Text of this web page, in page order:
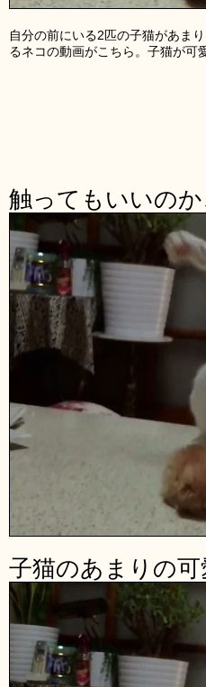
自分の前にいる2匹の子猫があま
るネコの動画がこちら。子猫が可
触ってもいいの
子猫のあまりの